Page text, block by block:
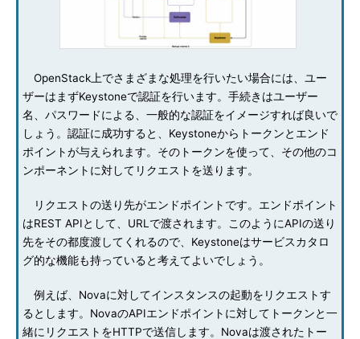
OpenStack上でさまざまな処理を行いたい場合には、ユー
ザーはまずKeystoneで認証を行います。手続きはユーザー
名、パスワードによる、一般的な認証をイメージすれば良いで
しょう。認証に成功すると、Keystoneからトークンとエンド
ポイントが与えられます。そのトークンを使って、その他のコ
ンポーネントに対してリクエストを送ります。
リクエストの送り先がエンドポイントです。エンドポイント
はREST APIとして、URLで渡されます。このようにAPIの送り
先をその都度渡してくれるので、Keystoneはサービスカタロ
グ的な機能も持っていると考えてよいでしょう。
例えば、Novaに対してインスタンスの起動をリクエストす
るとします。NovaのAPIエンドポイントに対してトークンと一
緒にリクエストをHTTPで送信します。Novaは渡されたトー